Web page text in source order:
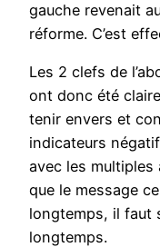
gauche revenait
réforme. C’est
Les 2 clefs de
ont donc été
tenir envers et
indicateurs
avec les
que le message
longtemps, il faut
longtemps.